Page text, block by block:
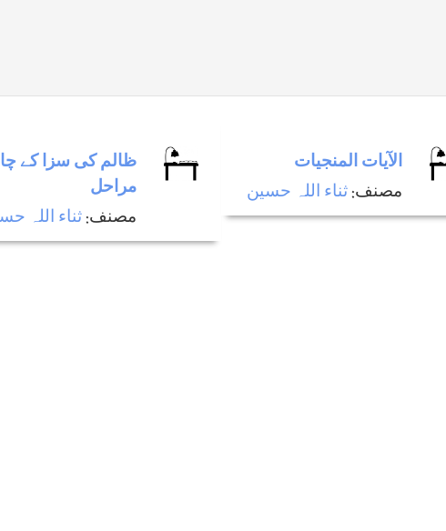
ظالم كی سزا كے
مراحل
مصنف:ثناء اللہ
الآيات المنجيات
مصنف:ثناء اللہ حسين